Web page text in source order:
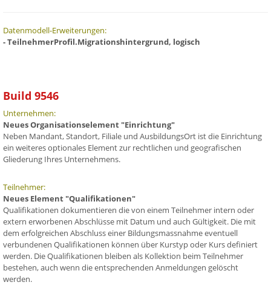
Datenmodell-Erweiterungen:
- TeilnehmerProfil.Migrationshintergrund, logisch
Build 9546
Unternehmen:
Neues Organisationselement "Einrichtung"
Neben Mandant, Standort, Filiale und AusbildungsOrt ist die Einrichtung
ein weiteres optionales Element zur rechtlichen und geografischen
Gliederung Ihres Unternehmens.
Teilnehmer:
Neues Element "Qualifikationen"
Qualifikationen dokumentieren die von einem Teilnehmer intern oder
extern erworbenen Abschlüsse mit Datum und auch Gültigkeit. Die mit
dem erfolgreichen Abschluss einer Bildungsmassnahme eventuell
verbundenen Qualifikationen können über Kurstyp oder Kurs definiert
werden. Die Qualifikationen bleiben als Kollektion beim Teilnehmer
bestehen, auch wenn die entsprechenden Anmeldungen gelöscht
werden.